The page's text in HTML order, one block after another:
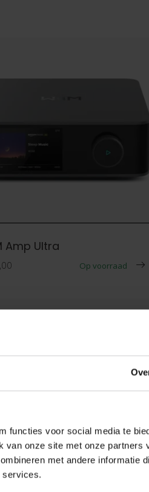
functies voor social media te
van onze site met onze partners
met andere informatie
services.
Amp Ultra
Op voorraad